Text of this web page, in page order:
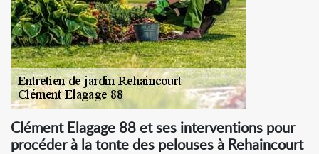
Clément Elagage 88 et ses interventions pour
procéder à la tonte des pelouses à Rehaincourt